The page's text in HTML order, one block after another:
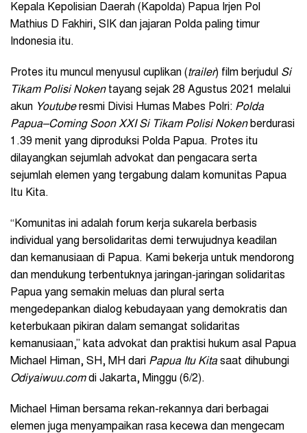
Kepala Kepolisian Daerah (Kapolda) Papua Irjen Pol
Mathius D Fakhiri, SIK dan jajaran Polda paling timur
Indonesia itu.
Protes itu muncul menyusul cuplikan (trailer) film berjudul Si
Tikam Polisi Nokentayang sejak 28 Agustus 2021 melalui
akun Youtuberesmi Divisi Humas Mabes Polri: Polda
Papua–Coming Soon XXI Si Tikam Polisi Nokenberdurasi
1.39 menit yang diproduksi Polda Papua. Protes itu
dilayangkan sejumlah advokat dan pengacara serta
sejumlah elemen yang tergabung dalam komunitas Papua
Itu Kita.
“Komunitas ini adalah forum kerja sukarela berbasis
individual yang bersolidaritas demi terwujudnya keadilan
dan kemanusiaan di Papua. Kami bekerja untuk mendorong
dan mendukung terbentuknya jaringan-jaringan solidaritas
Papua yang semakin meluas dan plural serta
mengedepankan dialog kebudayaan yang demokratis dan
keterbukaan pikiran dalam semangat solidaritas
kemanusiaan,” kata advokat dan praktisi hukum asal Papua
Michael Himan, SH, MH dari Papua Itu Kitasaat dihubungi
Odiyaiwuu.comdi Jakarta, Minggu (6/2).
Michael Himan bersama rekan-rekannya dari berbagai
elemen juga menyampaikan rasa kecewa dan mengecam